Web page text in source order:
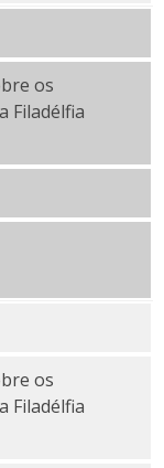
os
Filadélfia
os
Filadélfia